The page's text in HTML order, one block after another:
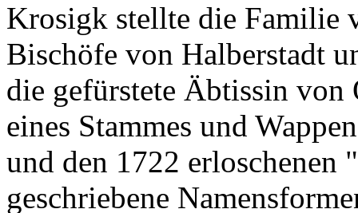
Krosigk stellte die Familie
Bischöfe von Halberstadt
die gefürstete Äbtissin
eines Stammes und
und den 1722
geschriebene